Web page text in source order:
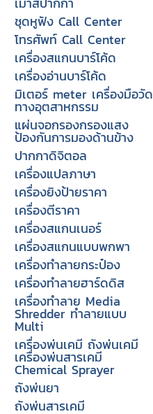
ชุดหูฟัง Call Center
โทรศัพท์ Call Center
เครื่องสแกนบาร์โค้ด
เครื่องอ่านบาร์โค้ด
มิเตอร์ meter เครื่องมือวัด
ทางอุตสาหกรรม
แผ่นจอกรองกรองแสง
ป้องกันการมองด้านข้าง
ปากกาดิจิตอล
เครื่องแปลภาษา
เครื่องยิงป้ายราคา
เครื่องตีราคา
เครื่องสแกนเนอร์
เครื่องสแกนแบบพกพา
เครื่องทำลายกระป๋อง
เครื่องทำลายฮาร์ดดิส
เครื่องทำลาย Media
Shredder ทำลายแบบ
Multi
เครื่องพ่นเคมี ถังพ่นเคมี
เครื่องพ่นสารเคมี
Chemical Sprayer
ถังพ่นยา
ถังพ่นสารเคมี